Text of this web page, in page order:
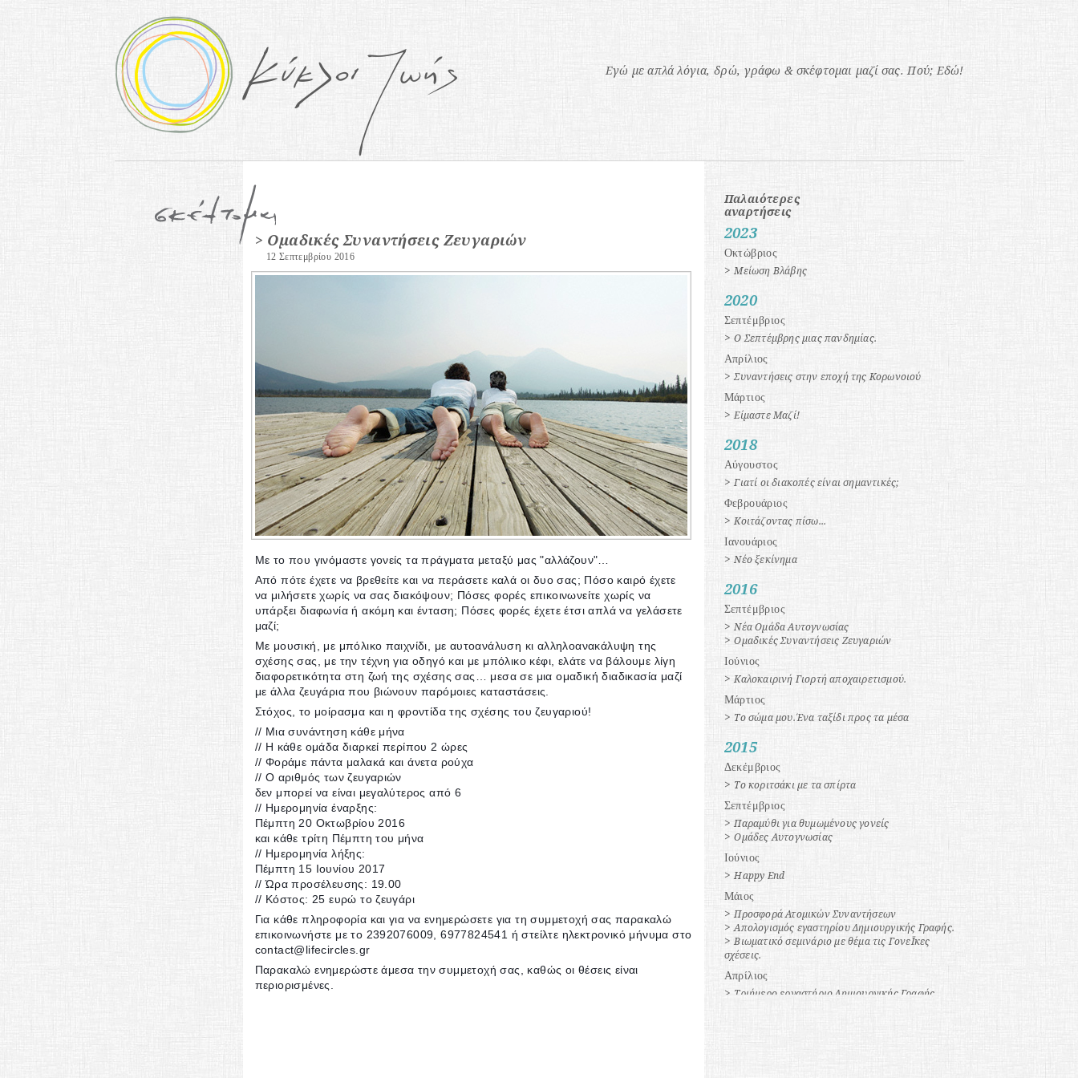
Εγώ με απλά λόγια,δρώ, γράφω & σκέφτομαι μαζί σας.Πού; Εδώ!
> Ομαδικές Συναντήσεις Ζευγαριών
12 Σεπτεμβρίου 2016
Με το που γινόμαστε γονείς τα πράγματα μεταξύ μας "αλλάζουν"…
Από πότε έχετε να βρεθείτε και να περάσετε καλά οι δυο σας; Πόσο καιρό έχετε
να μιλήσετε χωρίς να σας διακόψουν; Πόσες φορές επικοινωνείτε χωρίς να
υπάρξει διαφωνία ή ακόμη και ένταση; Πόσες φορές έχετε έτσι απλά να γελάσετε
μαζί;
Με μουσική, με μπόλικο παιχνίδι, με αυτοανάλυση κι αλληλοανακάλυψη της
σχέσης σας, με την τέχνη για οδηγό και με μπόλικο κέφι, ελάτε να βάλουμε λίγη
διαφορετικότητα στη ζωή της σχέσης σας… μεσα σε μια ομαδική διαδικασία μαζί
με άλλα ζευγάρια που βιώνουν παρόμοιες καταστάσεις.
Στόχος, το μοίρασμα και η φροντίδα της σχέσης του ζευγαριού!
// Μια συνάντηση κάθε μήνα
// Η κάθε ομάδα διαρκεί περίπου 2 ώρες
// Φοράμε πάντα μαλακά και άνετα ρούχα
// Ο αριθμός των ζευγαριών
δεν μπορεί να είναι μεγαλύτερος από 6
// Ημερομηνία έναρξης:
Πέμπτη 20 Οκτωβρίου 2016
και κάθε τρίτη Πέμπτη του μήνα
// Ημερομηνία λήξης:
Πέμπτη 15 Ιουνίου 2017
// Ώρα προσέλευσης: 19.00
// Κόστος: 25 ευρώ το ζευγάρι
Για κάθε πληροφορία και για να ενημερώσετε για τη συμμετοχή σας παρακαλώ
επικοινωνήστε με το 2392076009, 6977824541 ή στείλτε ηλεκτρονικό μήνυμα στο
contact@lifecircles.gr
Παρακαλώ ενημερώστε άμεσα την συμμετοχή σας, καθώς οι θέσεις είναι
περιορισμένες.
Παλαιότερες
αναρτήσεις
2023
Οκτώβριος
>Μείωση Βλάβης
2020
Σεπτέμβριος
>Ο Σεπτέμβρης μιας πανδημίας.
Απρίλιος
>Συναντήσεις στην εποχή της Κορωνοιού
Μάρτιος
>Είμαστε Μαζί!
2018
Αύγουστος
>Γιατί οι διακοπές είναι σημαντικές;
Φεβρουάριος
>Κοιτάζοντας πίσω...
Ιανουάριος
>Νέο ξεκίνημα
2016
Σεπτέμβριος
>Νέα Ομάδα Αυτογνωσίας
>Ομαδικές Συναντήσεις Ζευγαριών
Ιούνιος
>Καλοκαιρινή Γιορτή αποχαιρετισμού.
Μάρτιος
> Το σώμα μου.Ένα ταξίδι προς τα μέσα
2015
Δεκέμβριος
> Το κοριτσάκι με τα σπίρτα
Σεπτέμβριος
>Παραμύθι για θυμωμένους γονείς
>Ομάδες Αυτογνωσίας
Ιούνιος
>Happy End
Μάιος
>Προσφορά Ατομικών Συναντήσεων
>Απολογισμός εγαστηρίου Δημιουργικής Γραφής.
>Βιωματικό σεμινάριο με θέμα τις ΓονεΪκες
σχέσεις.
Απρίλιος
> Τριήμερο εργαστήριο Δημιουργικής Γραφής